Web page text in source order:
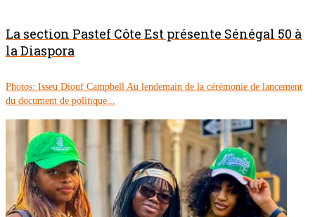
La section Pastef Côte Est présente Sénégal 50 à
la Diaspora
Photos: Isseu Diouf Campbell Au lendemain de la cérémonie de lancement
du document de politique...